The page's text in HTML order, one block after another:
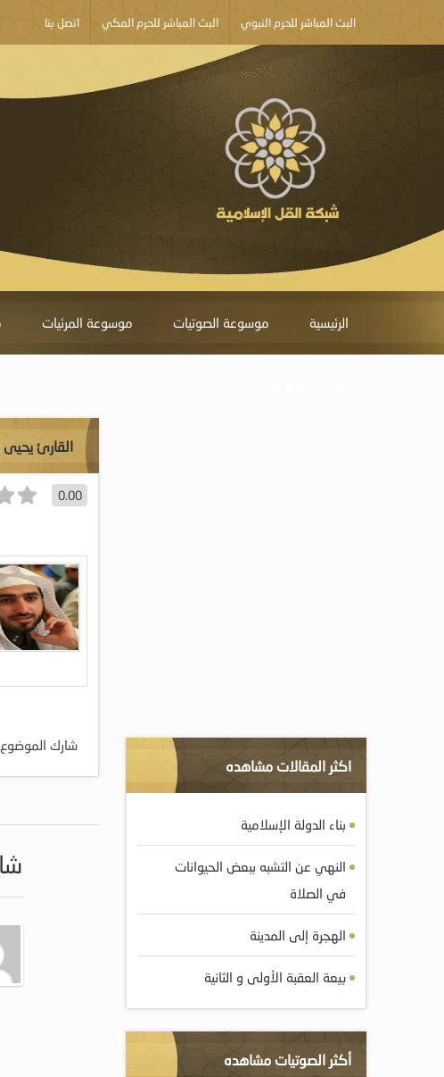
البث المباشر للحرم النبوي البث المباشر للحرم المكي اتصل بنا
الرئيسية موسوعة الصوتيات موسوعة المرئيات
القارئ
0.00
شارك الموضوع
اكثر المقالات مشاهده
بناء الدولة الإسلامية
النهي عن التشبه ببعض الحيوانات
في الصلاة
الهجرة إلى المدينة
بيعة العقبة الأولى و الثانية
أكثر الصوتيات مشاهده